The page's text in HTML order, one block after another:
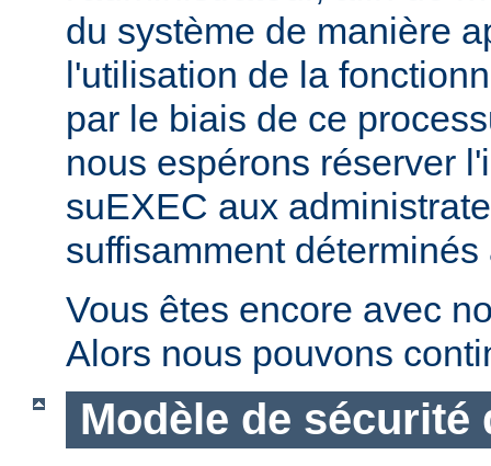
du système de manière
l'utilisation de la
par le biais de ce
nous espérons réserver
suEXEC aux
suffisamment
Vous êtes encore avec
Alors nous pouvons
Modèle de sécurité